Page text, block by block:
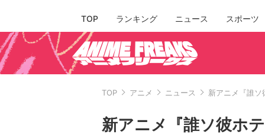
TOP ランキング ニュース スポーツ
TOP アニメ ニュース 新アニメ『誰
新アニメ『誰ソ彼ホ